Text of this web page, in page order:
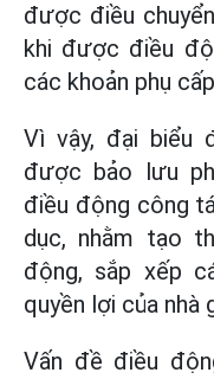
được điều
khi được điều
các khoản phụ
Vì vậy, đại biểu
được bảo lưu
điều động công
dục, nhằm tạo
động, sắp xếp
quyền lợi của nhà
Vấn đề điều